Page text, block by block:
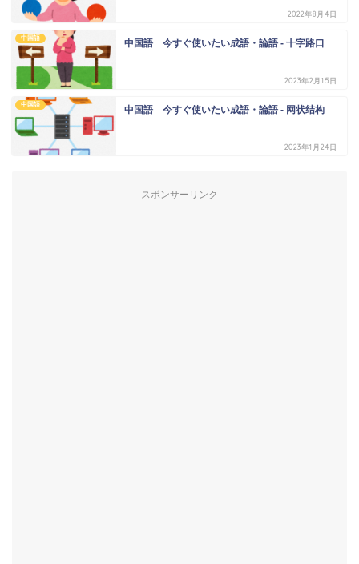
2022年8月4日
中国語 中国語 今すぐ使いたい成語・論語 - 十字路口
2023年2月15日
中国語 中国語 今すぐ使いたい成語・論語 - 网状结构
2023年1月24日
スポンサーリンク